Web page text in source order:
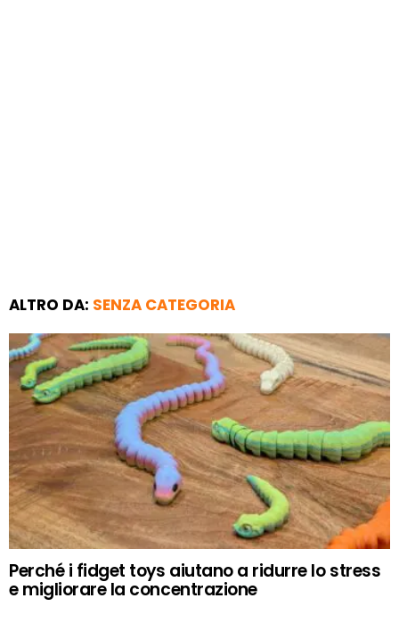
ALTRO DA: SENZA CATEGORIA
Perché i fidget toys aiutano a ridurre lo stress
e migliorare la concentrazione